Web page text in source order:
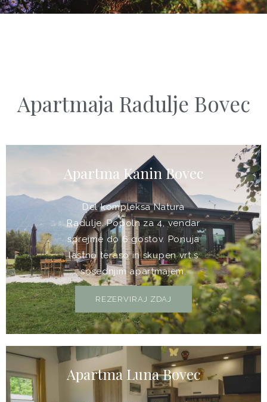
Apartmaja Radulje Bovec
Apartma Kanin Bovec
Del kompleksa Natura
Radulje. Popoln za 4, vendar
sprejme do 6 gostov. Ponuja
lastno teraso in skupen vrt s
sosednjim apartmajem.
REZERVIRAJ ZDAJ
Apartma Luna Bovec